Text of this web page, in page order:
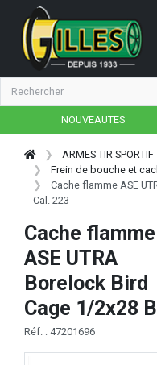
NOUVEAUTES
ARMES TIR SPORTIF
Frein de bouche et
Cache flamme ASE
Cal. 223
Cache flamme
ASE UTRA
Borelock Bird
Cage 1/2x28
Réf. : 47201696